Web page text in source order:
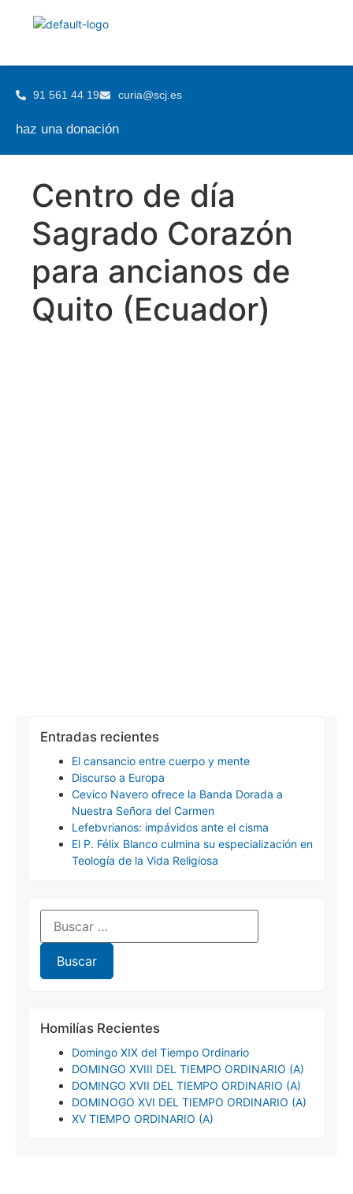
91 561 44 19 curia@scj.es
haz una donación
Centro de día
Sagrado Corazón
para ancianos de
Quito (Ecuador)
Entradas recientes
El cansancio entre cuerpo y mente
Discurso a Europa
Cevico Navero ofrece la Banda Dorada a
Nuestra Señora del Carmen
Lefebvrianos: impávidos ante el cisma
El P. Félix Blanco culmina su especialización en
Teología de la Vida Religiosa
Homilías Recientes
Domingo XIX del Tiempo Ordinario
DOMINGO XVIII DEL TIEMPO ORDINARIO (A)
DOMINGO XVII DEL TIEMPO ORDINARIO (A)
DOMINOGO XVI DEL TIEMPO ORDINARIO (A)
XV TIEMPO ORDINARIO (A)